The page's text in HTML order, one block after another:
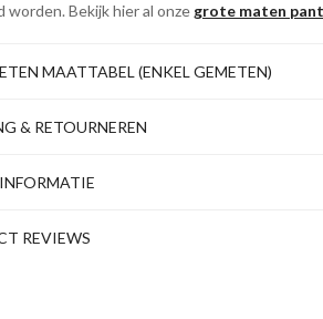
worden. Bekijk hier al onze grote maten
MAATTABEL (ENKEL GEMETEN)
& RETOURNEREN
REVIEWS